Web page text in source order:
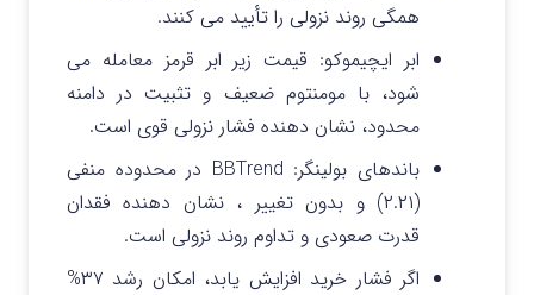
همگی روند نزولی را تأیید می‌ کنند.
ابر ایچیموکو: قیمت زیر ابر قرمز معامله می‌
شود، با مومنتوم ضعیف و تثبیت در دامنه
محدود، نشان‌ دهنده فشار نزولی قوی است.
باندهای بولینگر: BBTrend در محدوده منفی
(۲.۲۱) و بدون تغییر ، نشان‌ دهنده فقدان
قدرت صعودی و تداوم روند نزولی است.
اگر فشار خرید افزایش یابد، امکان رشد ۳۷%